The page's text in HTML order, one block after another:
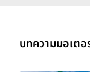
บทความมอเตอ